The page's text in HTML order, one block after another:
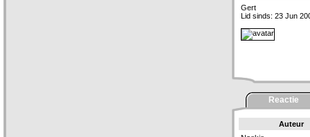
Gert
Lid sinds: 23 Jun
Reactie
Auteur